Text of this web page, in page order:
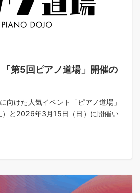
第5回ピアノ道場」開催の
向けた人気イベント「ピアノ道場」
と2026年3月15日（日）に開催い